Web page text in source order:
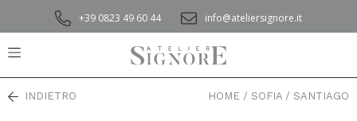
+39 0823 49 60 44 info@ateliersignore.it
INDIETRO HOME / SOFIA/ SANTIAGO